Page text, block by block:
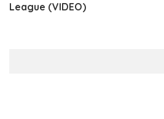
League (VIDEO)